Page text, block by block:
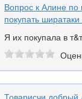
Вопрос к Алине по
покупать
Я их покупала в